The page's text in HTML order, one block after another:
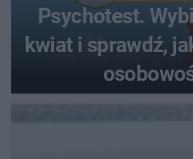
Psychotest.
kwiat i sprawdź,